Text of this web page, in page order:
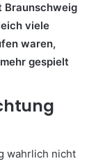
Braunschweig
viele
waren,
gespielt
wahrlich nicht